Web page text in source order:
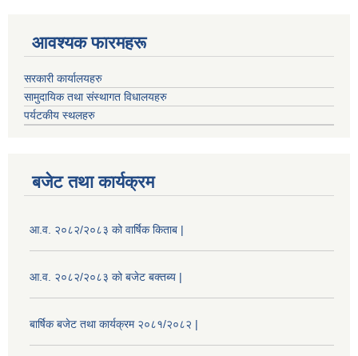
आवश्यक फारमहरू
सरकारी कार्यालयहरु
सामुदायिक तथा संस्थागत विधालयहरु
पर्यटकीय स्थलहरु
बजेट तथा कार्यक्रम
आ.व. २०८२/२०८३ को वार्षिक किताब |
आ.व. २०८२/२०८३ को बजेट बक्तब्य |
बार्षिक बजेट तथा कार्यक्रम २०८१/२०८२ |